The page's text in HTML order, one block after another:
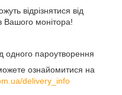
відрізнятися від
Вашого монітора!
одного пароутворення
ознайомитися на
delivery_info